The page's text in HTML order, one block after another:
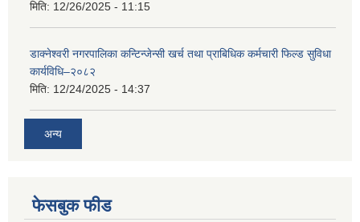
मिति: 12/26/2025 - 11:15
डाक्नेश्वरी नगरपालिका कन्टिन्जेन्सी खर्च तथा प्राबिधिक कर्मचारी फिल्ड सुविधा
कार्यविधि–२०८२
मिति: 12/24/2025 - 14:37
अन्य
फेसबुक फीड